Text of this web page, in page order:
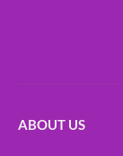
ABOUT US